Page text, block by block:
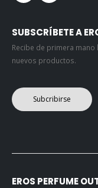
SUBSCRÍBETE A
Recibe de primera
nuevos productos.
Subcribirse
EROS PERFUME